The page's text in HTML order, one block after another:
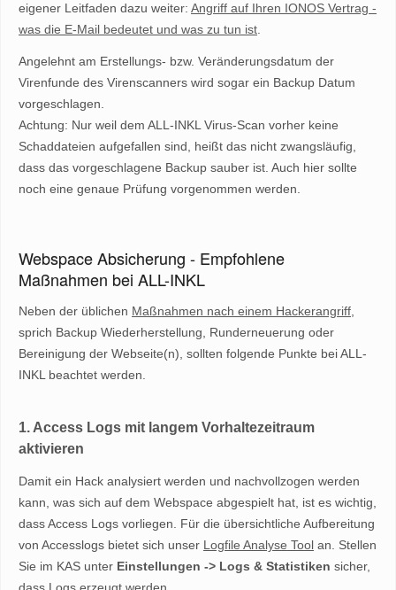
eigener Leitfaden dazu weiter: Angriff auf Ihren IONOS Vertrag -
was die E-Mail bedeutet und was zu tun ist
Angelehnt am Erstellungs- bzw. Veränderungsdatum der
Virenfunde des Virenscanners wird sogar ein Backup Datum
vorgeschlagen.
Achtung: Nur weil dem ALL-INKL Virus-Scan vorher keine
Schaddateien aufgefallen sind, heißt das nicht zwangsläufig,
dass das vorgeschlagene Backup sauber ist. Auch hier sollte
noch eine genaue Prüfung vorgenommen werden.
Webspace Absicherung - Empfohlene
Maßnahmen bei ALL-INKL
Neben der üblichen Maßnahmen nach einem Hackerangriff
sprich Backup Wiederherstellung, Runderneuerung oder
Bereinigung der Webseite(n), sollten folgende Punkte bei ALL-
INKL beachtet werden.
1. Access Logs mit langem Vorhaltezeitraum
aktivieren
Damit ein Hack analysiert werden und nachvollzogen werden
kann, was sich auf dem Webspace abgespielt hat, ist es wichtig,
dass Access Logs vorliegen. Für die übersichtliche Aufbereitung
von Accesslogs bietet sich unser Logfile Analyse Tool an. Stellen
Sie im KAS unter Einstellungen -> Logs & Statistiken sicher,